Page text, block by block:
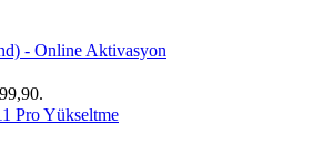
- Online Aktivasyon
Pro Yükseltme